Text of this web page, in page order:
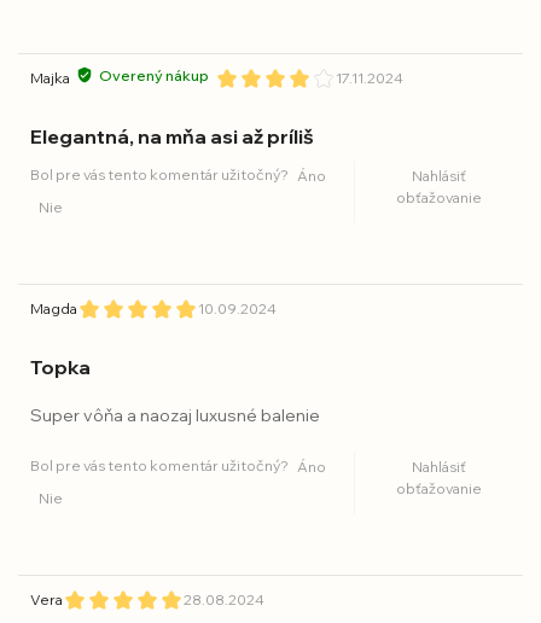
Majka Overený nákup 17.11.2024
Elegantná, na mňa asi až príliš
Bol pre vás tento komentár užitočný? Áno
Nie
Nahlásiť
obťažovanie
Magda 10.09.2024
Topka
Super vôňa a naozaj luxusné balenie
Bol pre vás tento komentár užitočný? Áno
Nie
Nahlásiť
obťažovanie
Vera 28.08.2024